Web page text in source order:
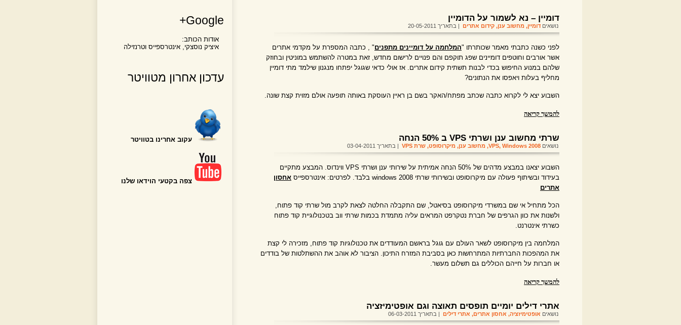
דומיין – נא לשמור על הדומיין
נושאים דומיין, מחשוב ענן, קידום אתרים | בתאריך 20-05-2011
לפני כשנה כתבתי מאמר שכותרתו "המלחמה על דומיינים מתפנים" , כתבה המספרת על מקדמי אתרים
אשר אורבים וחוטפים דומיינים שפג תוקפם והם פנויים לרישום מחדש, זאת במטרה להשתמש במוניטין ובחוזק
שלהם במנוע החיפוש בכדי לבנות תשתית קידום אתרים. אז אולי כדאי שגוגל יפתחו מנגנון שילמד מתי דומיין
מחליף בעלות ויאפסו את הנתונים?
השבוע יצא לי לקרוא כתבה שכתב מפתח/האקר בשם בן ראיין העוסקת באותה תופעה אולם מזוית קצת שונה.
להמשך קריאה
שרתי מחשוב ענן ושרתי VPS ב 50% הנחה
נושאים VPS, Windows 2008
, מחשוב ענן, מיקרוסופט, שרת VPS | בתאריך 03-04-2011
השבוע יצאנו במבצע מדהים של 50% הנחה אמיתית על שירותי ענן ושרתי VPS ווינדוס. המבצע מתקיים
בעידוד ובשיתוף פעולה עם מיקרוסופט ובשירותי שרתי windows 2008 בלבד. לפרטים: אינטרספייס
אחסון
אתרים
הכל מתחיל אי שם במשרדי מיקרוסופט בסיאטל, שם התקבלה החלטה לצאת לקרב מול שרתי קוד פתוח,
ולשנות את כוון הגרפים של חברת נטקרפט המראים עליה מתמדת בכמות שרתי ווב בטכנולוגיית קוד פתוח
כשרתי אינטרנט.
המלחמה בין מיקרוסופט לשאר העולם עם גוגל בראשם המעודדים את טכנולוגיות קוד פתוח, מזכירה לי קצת
את המהפכות החברתיות המתרחשות כאן בסביבת המזרח התיכון. הציבור לא אוהב את ההשתלטות של בודדים
או חברות על חייהם הכוללים גם תשלום מעשר.
להמשך קריאה
אתרי דילים יומיים תופסים תאוצה וגם אופטימיזציה
נושאים אופטימיזציה, אחסון אתרים, אתרי דילים | בתאריך 06-03-2011
Google+
אודות הכותב:
איציק נוסצקי, אינטרספייס וטרנזילה
עדכון אחרון מטוויטר
עקוב אחרינו בטוויטר
צפה בקטעי הוידאו שלנו